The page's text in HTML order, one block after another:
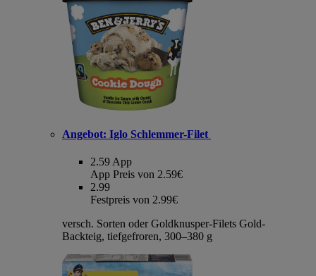
Angebot: Iglo Schlemmer-Filet
2.59 App
App Preis von 2.59€
2.99
Festpreis von 2.99€
versch. Sorten oder Goldknusper-Filets Gold-
Backteig, tiefgefroren, 300–380 g